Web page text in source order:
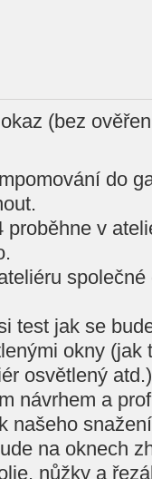
(bez
do
proběhne v
test jak se
okny (jak
osvětlený
návrhem a
našeho
na oknech
nůžky a